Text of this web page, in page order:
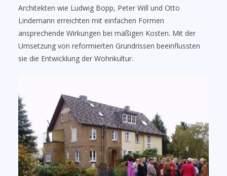
Architekten wie Ludwig Bopp, Peter Will und Otto
Lindemann erreichten mit einfachen Formen
ansprechende Wirkungen bei mäßigen Kosten. Mit der
Umsetzung von reformierten Grundrissen beeinflussten
sie die Entwicklung der Wohnkultur.